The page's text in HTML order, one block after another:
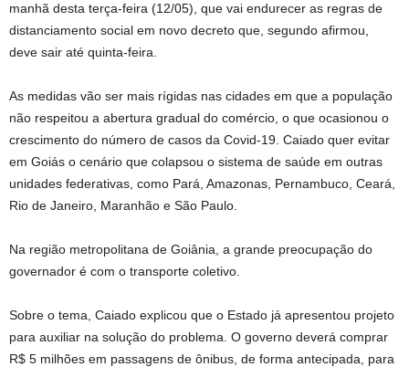
manhã desta terça-feira (12/05), que vai endurecer as regras de
distanciamento social em novo decreto que, segundo afirmou,
deve sair até quinta-feira.
As medidas vão ser mais rígidas nas cidades em que a população
não respeitou a abertura gradual do comércio, o que ocasionou o
crescimento do número de casos da Covid-19. Caiado quer evitar
em Goiás o cenário que colapsou o sistema de saúde em outras
unidades federativas, como Pará, Amazonas, Pernambuco, Ceará,
Rio de Janeiro, Maranhão e São Paulo.
Na região metropolitana de Goiânia, a grande preocupação do
governador é com o transporte coletivo.
Sobre o tema, Caiado explicou que o Estado já apresentou projeto
para auxiliar na solução do problema. O governo deverá comprar
R$ 5 milhões em passagens de ônibus, de forma antecipada, para